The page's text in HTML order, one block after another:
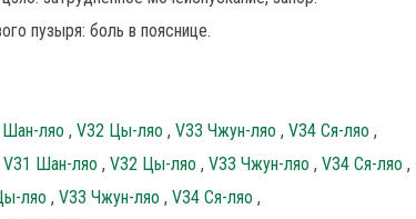
пузыря: боль в пояснице.
ляо , V32 Цы-ляо , V33 Чжун-ляо , V34 Ся-ляо ,
V31 Шан-ляо , V32 Цы-ляо , V33 Чжун-ляо , V34 Ся-ляо ,
ляо , V33 Чжун-ляо , V34 Ся-ляо ,